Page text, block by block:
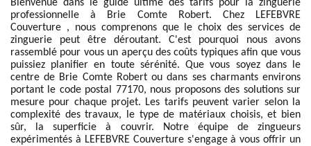
Bienvenue dans le guide ultime des tarifs pour la zinguerie
professionnelle à Brie Comte Robert. Chez LEFEBVRE
Couverture , nous comprenons que le choix des services de
zinguerie peut être déroutant. C'est pourquoi nous avons
rassemblé pour vous un aperçu des coûts typiques afin que vous
puissiez planifier en toute sérénité. Que vous soyez dans le
centre de Brie Comte Robert ou dans ses charmants environs
portant le code postal 77170, nous proposons des solutions sur
mesure pour chaque projet. Les tarifs peuvent varier selon la
complexité des travaux, le type de matériaux choisis, et bien
sûr, la superficie à couvrir. Notre équipe de zingueurs
expérimentés à LEFEBVRE Couverture s'engage à vous offrir un